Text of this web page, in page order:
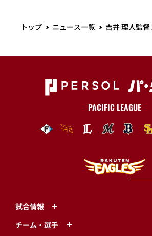
トップ ニュース一覧 吉井 理人監
PACIFIC LEAGUE
試合情報
チーム・選手